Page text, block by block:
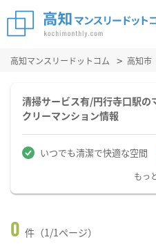
高知マンスリードットコム 高知市
清掃サービス有/円行寺口駅の
クリーマンション情報
いつでも清潔で快適な空間
もっ
0 件（1/1ページ）